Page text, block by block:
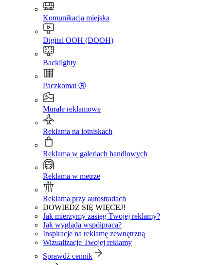
Komunikacja miejska
Digital OOH (DOOH)
Backlighty
Paczkomat Ⓡ
Murale reklamowe
Reklama na lotniskach
Reklama w galeriach handlowych
Reklama w metrze
Reklama przy autostradach
DOWIEDZ SIĘ WIĘCEJ!
Jak mierzymy zasięg Twojej reklamy?
Jak wygląda współpraca?
Inspiracje na reklamę zewnętrzną
Wizualizacje Twojej reklamy
Sprawdź cennik